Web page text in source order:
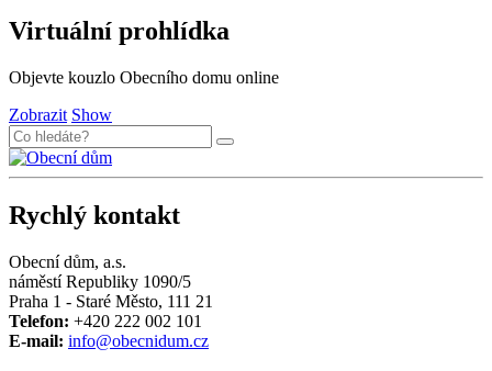
Virtuální prohlídka
Objevte kouzlo Obecního domu online
Zobrazit Show
Rychlý kontakt
Obecní dům, a.s.
náměstí Republiky 1090/5
Praha 1 - Staré Město, 111 21
Telefon: +420 222 002 101
E-mail: info@obecnidum.cz